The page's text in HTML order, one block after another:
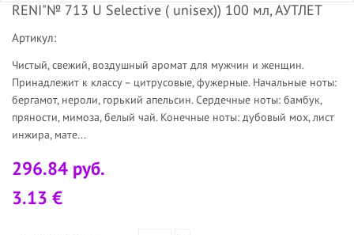
RENI"№ 713 U Selective ( unisex)) 100 мл, АУТЛЕТ
Артикул:
Чистый, свежий, воздушный аромат для мужчин и женщин.
Принадлежит к классу – цитрусовые, фужерные. Начальные ноты:
бергамот, нероли, горький апельсин. Сердечные ноты: бамбук,
пряности, мимоза, белый чай. Конечные ноты: дубовый мох, лист
инжира, мате...
296.84 руб.
3.13 €